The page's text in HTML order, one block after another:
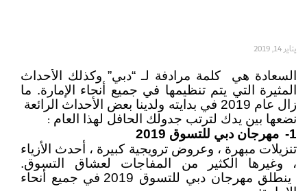
يناير 14, 2019
السعادة هي كلمة مرادفة لـ “دبي” وكذلك الأحداث
المثيرة التي يتم تنظيمها في جميع أنحاء الإمارة. ما
زال عام 2019 في بدايته ولدينا بعض الأحداث الرائعة
نضعها بين يدك لترتب جدولك الحافل لهذا العام :
1-
مهرجان دبي للتسوق 2019
تنزيلات مبهرة ، وعروض ترويجية كبيرة ، أحدث الأزياء
، وغيرها الكثير من المفاجات لعشاق التسوق.
ينطلق مهرجان دبي للتسوق 2019 في جميع أنحاء